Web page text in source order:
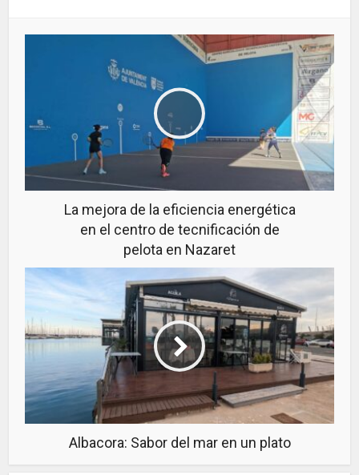
La mejora de la eficiencia energética
en el centro de tecnificación de
pelota en Nazaret
Albacora: Sabor del mar en un plato